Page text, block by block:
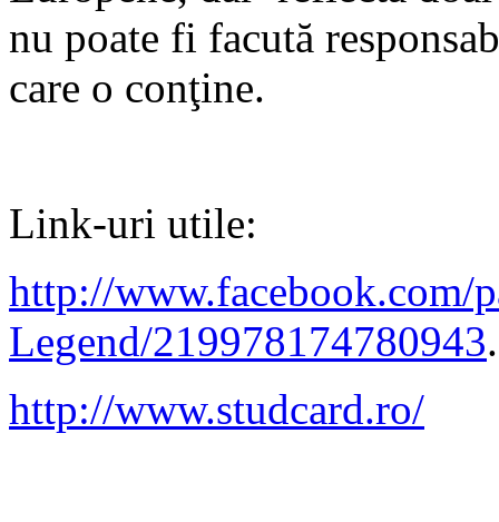
nu poate fi facută
care o conţine.
Link-uri utile:
http://www.facebook.com/
Legend/219978174780943.
http://www.studcard.ro/